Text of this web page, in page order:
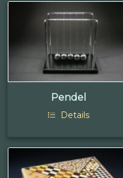
Pendel
Details